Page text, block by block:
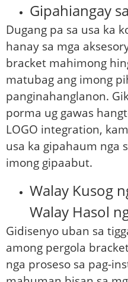
Gipahiangay
Dugang pa sa usa ka
hanay sa mga
bracket mahimong
matubag ang imong
panginahanglanon.
porma ug gawas
LOGO integration,
usa ka gipahaum nga
imong gipaabut.
Walay Kusog
Walay Hasol
Gidisenyo uban sa
among pergola
nga proseso sa pag-